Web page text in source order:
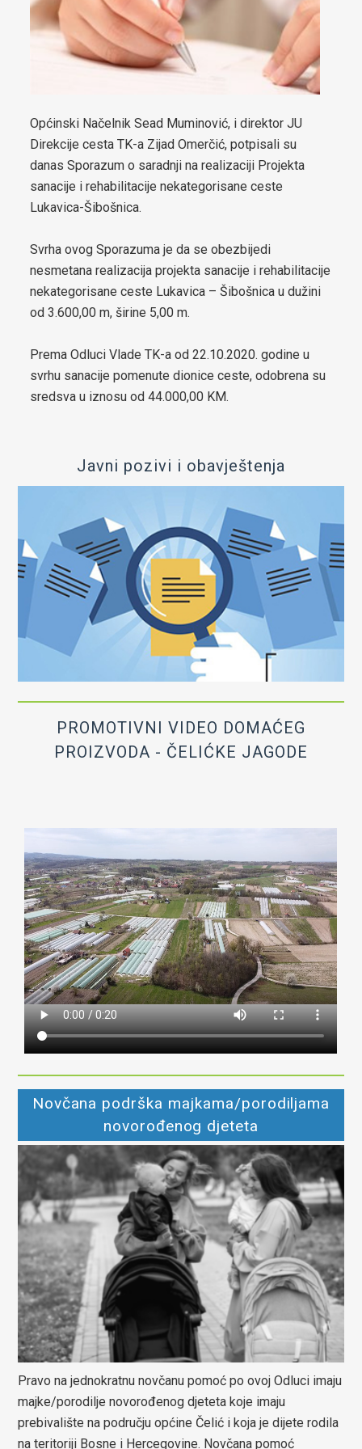
Općinski Načelnik Sead Muminović, i direktor JU
Direkcije cesta TK-a Zijad Omerčić, potpisali su
danas Sporazum o saradnji na realizaciji Projekta
sanacije i rehabilitacije nekategorisane ceste
Lukavica-Šibošnica.
Svrha ovog Sporazuma je da se obezbijedi
nesmetana realizacija projekta sanacije i rehabilitacije
nekategorisane ceste Lukavica – Šibošnica u dužini
od 3.600,00 m, širine 5,00 m.
Prema Odluci Vlade TK-a od 22.10.2020. godine u
svrhu sanacije pomenute dionice ceste, odobrena su
sredsva u iznosu od 44.000,00 KM.
Javni pozivi i obavještenja
PROMOTIVNI VIDEO DOMAĆEG
PROIZVODA - ČELIĆKE JAGODE
Novčana podrška majkama/porodiljama
novorođenog djeteta
Pravo na jednokratnu novčanu pomoć po ovoj Odluci imaju
majke/porodilje novorođenog djeteta koje imaju
prebivalište na području općine Čelić i koja je dijete rodila
na teritoriji Bosne i Hercegovine. Novčana pomoć
Strateški dokumenti
Statut općine Čelić
Prostorni plan općine Čelić
Elaborat zaštite izvorišta
Integrirana Razvojna strategija Općine Čelić 2020 – 2025
Strategija razvoja Općine Čelić 2026 - 2034
Etički kodeks Općinskog vijeća Čelić
Pravilnik za omladinska udruženja
Strategija za smanjenje energetskog siromaštva stanovništva
za općinu Čelić-2024-2029
Javne nabavke
Plan javnih nabavki općine Čelić
Obavještenje o postupcima javnih nabavki
Obrazac praćenja realizacije ugovora/okvirnog sporazuma
Izjava o nepostojanju sukoba interesa
Budžet
OIK Čelić